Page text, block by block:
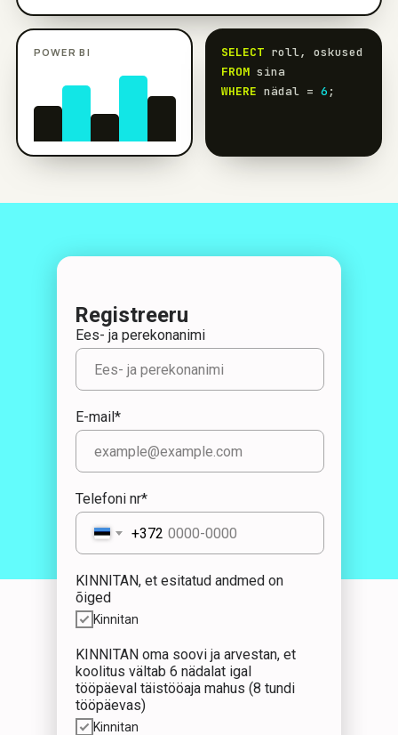
SELECTroll, oskused
FROMsina
WHERE nädal = 6 ;
POWER BI
Ees- ja perekonanimi
E-mail*
Telefoni nr*
+372
KINNITAN, et esitatud andmed on
õiged
Kinnitan
KINNITAN oma soovi ja arvestan, et
koolitus vältab 6 nädalat igal
tööpäeval täistööaja mahus (8 tundi
tööpäevas)
Kinnitan
Registreeru